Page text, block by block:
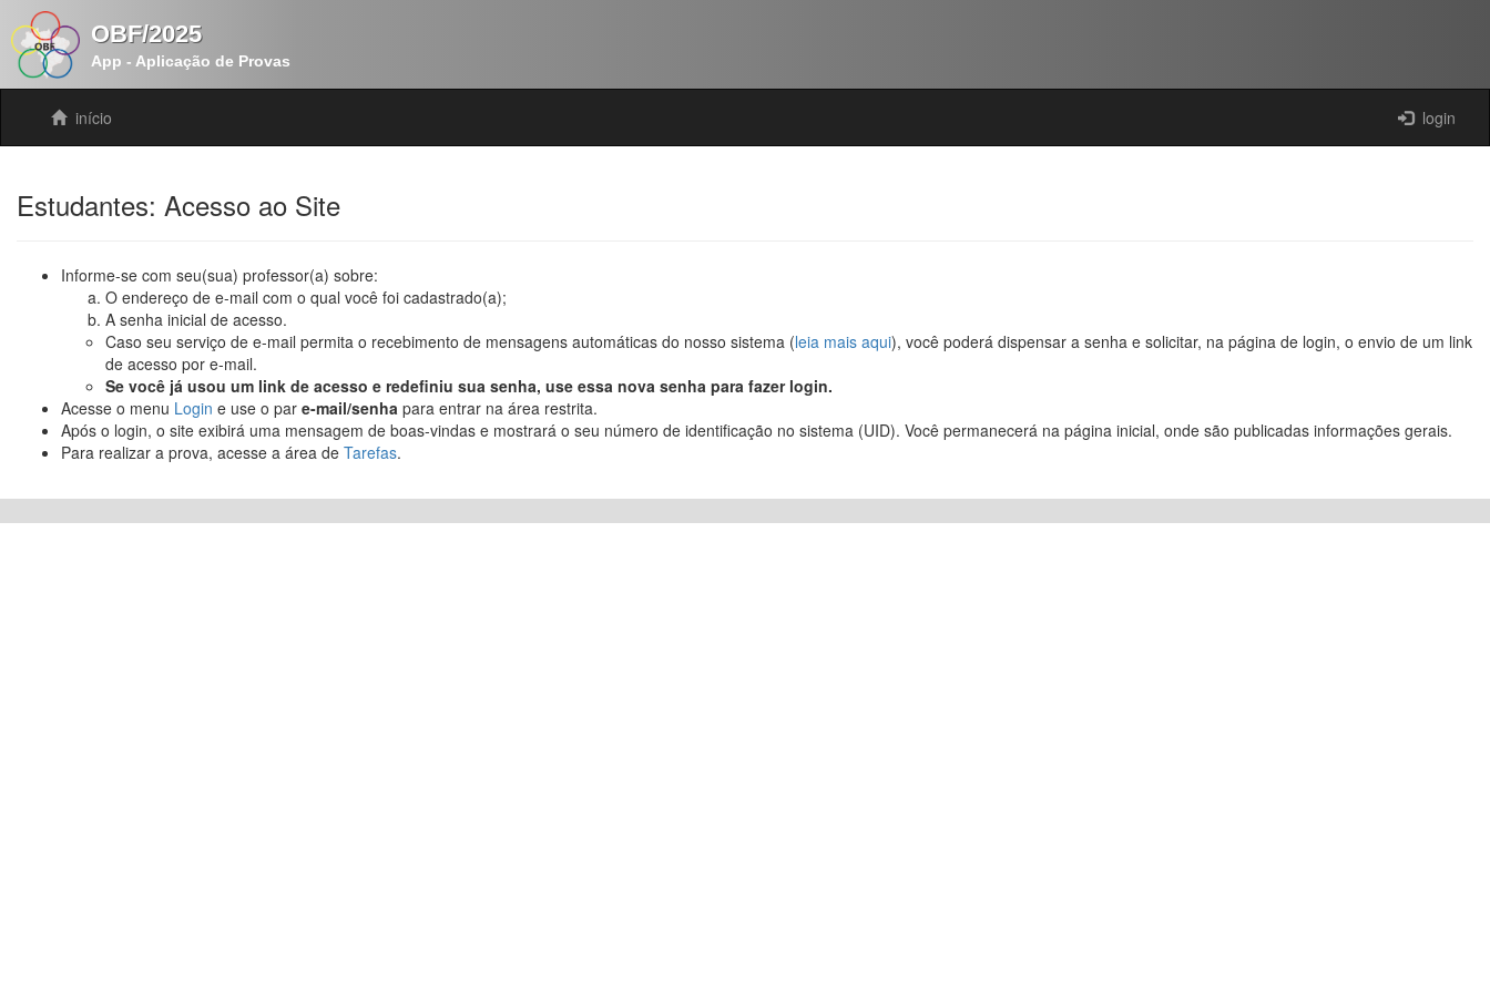
OBF/2025
App - Aplicação de Provas
início login
Estudantes: Acesso ao Site
Informe-se com seu(sua) professor(a) sobre:
O endereço de e-mail com o qual você foi cadastrado(a);
A senha inicial de acesso.
Caso seu serviço de e-mail permita o recebimento de mensagens automáticas do nosso sistema (leia mais aqui), você poderá dispensar a senha e solicitar, na página de login, o envio de um link
de acesso por e-mail.
Se você já usou um link de acesso e redefiniu sua senha, use essa nova senha para fazer login.
Acesse o menu Login e use o par e-mail/senha para entrar na área restrita.
Após o login, o site exibirá uma mensagem de boas-vindas e mostrará o seu número de identificação no sistema (UID). Você permanecerá na página inicial, onde são publicadas informações gerais.
Para realizar a prova, acesse a área de Tarefas.